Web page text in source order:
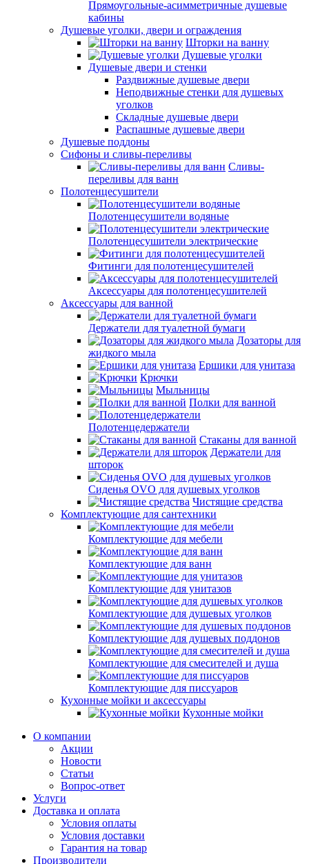
Прямоугольные-асимметричные душевые
кабины
Душевые уголки, двери и ограждения
Шторки на ванну
Душевые уголки
Душевые двери и стенки
Раздвижные душевые двери
Неподвижные стенки для душевых
уголков
Складные душевые двери
Распашные душевые двери
Душевые поддоны
Сифоны и сливы-переливы
Сливы-
переливы для ванн
Полотенцесушители
Полотенцесушители водяные
Полотенцесушители электрические
Фитинги для полотенцесушителей
Аксессуары для полотенцесушителей
Аксессуары для ванной
Держатели для туалетной бумаги
Дозаторы для
жидкого мыла
Ершики для унитаза
Крючки
Мыльницы
Полки для ванной
Полотенцедержатели
Стаканы для ванной
Держатели для
шторок
Сиденья OVO для душевых уголков
Чистящие средства
Комплектующие для сантехники
Комплектующие для мебели
Комплектующие для ванн
Комплектующие для унитазов
Комплектующие для душевых уголков
Комплектующие для душевых поддонов
Комплектующие для смесителей и душа
Комплектующие для писсуаров
Кухонные мойки и аксессуары
Кухонные мойки
О компании
Акции
Новости
Статьи
Вопрос-ответ
Услуги
Доставка и оплата
Условия оплаты
Условия доставки
Гарантия на товар
Производители